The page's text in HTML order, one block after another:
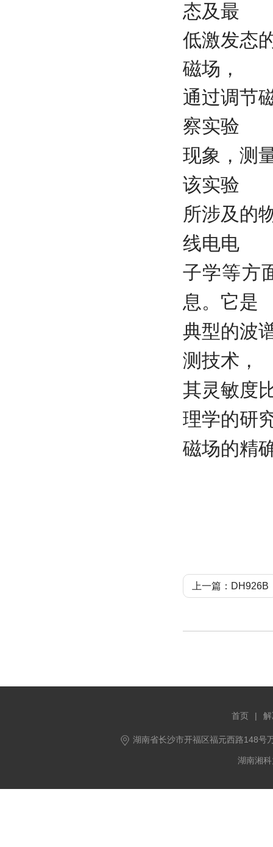
态及最
低激发态
磁场，
通过调节
察实验
现象，测
该实验
所涉及的
线电电
子学等方
息。它是
典型的波
测技术，
其灵敏度
理学的研
磁场的精
上一篇：DH926B
首页 |
湖南省长沙市开福区福元西路148号
湖南湘